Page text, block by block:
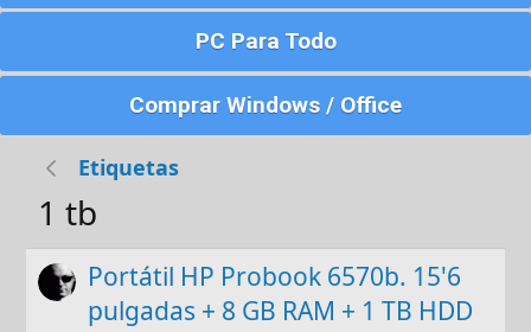
PC Para Todo
Comprar Windows / Office
Etiquetas
1 tb
Portátil HP Probook 6570b. 15'6
pulgadas + 8 GB RAM + 1 TB HDD